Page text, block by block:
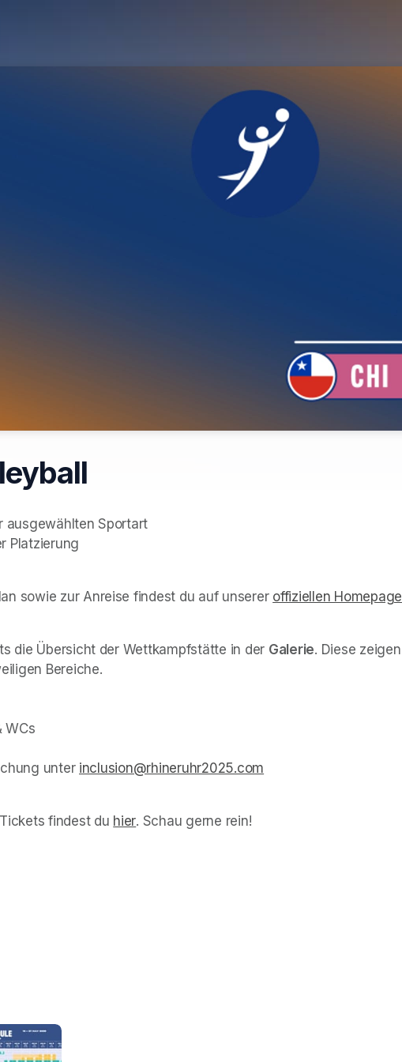
ausgewählten Sportart
Platzierung
sowie zur Anreise findest du auf unserer offiziellen Homepage
die Übersicht der Wettkampfstätte in der Galerie. Diese zeigen
Bereiche.
WCs
unter inclusion@rhineruhr2025.com
findest du hier(opens in a new tab)
. Schau gerne rein!